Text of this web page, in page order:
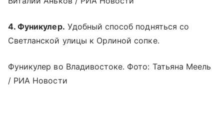
4. Фуникулер. Удобный способ подняться со
Светланской улицы к Орлиной сопке.
Фуникулер во Владивостоке. Фото: Татьяна Меель
/ РИА Новости